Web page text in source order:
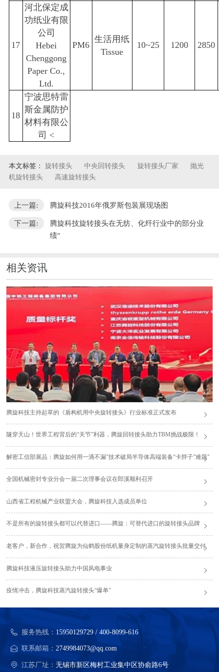
17
河北保定成
功纸业有限
公司
Hebei
Chenggong
Paper Co.,
Ltd.
PM6
生活用纸
Tissue
10~25 1200 2850
18
宁波思特雷
斯金属防护
材料有限公
司 <
本文标签： 旋转接头 中央回转接头 旋转接头厂家
抛光
机旋转接头
高速旋转接头
上一篇: 腾旋科技2016年俄罗斯包装展现场图
下一篇:
腾旋科技旋转接头在无纺、化纤行业中的部分业
绩"
相关资讯
腾旋科技主持起草的《盾构机用中央旋转接头》行业标准正式发布
隧穿天山！世界工程背后的“关节”利器，腾旋回转接头助力TBM挑战极限！
解密工信部展品：腾旋如何用一滴不漏"技术破局半导体高端装备“卡脖子”难题"
全国机械密封专业分会一届二次理事会议在郎溪顺利召开
山西省工程机械产业联盟大会，腾旋科技入选成员单位
不是所有的旋转接头都可以代替进口——腾旋：可替代进口的旋转接头品牌
老客户，新合作，祝贺腾旋为仙鹤股份纸机量身定制的蒸汽旋转接头批量交付
腾旋科技液压旋转接头助力中国风电事业
疫情冲击，腾旋科技蒸汽旋转接头“爆单”
服务热线： 15950129729 / 400-8099-616
联系邮箱：2749984073@qq.com
江苏厂址：无锡市新区梅村工业集中区协俞路6号